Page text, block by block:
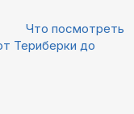
Что посмотреть
Териберки до